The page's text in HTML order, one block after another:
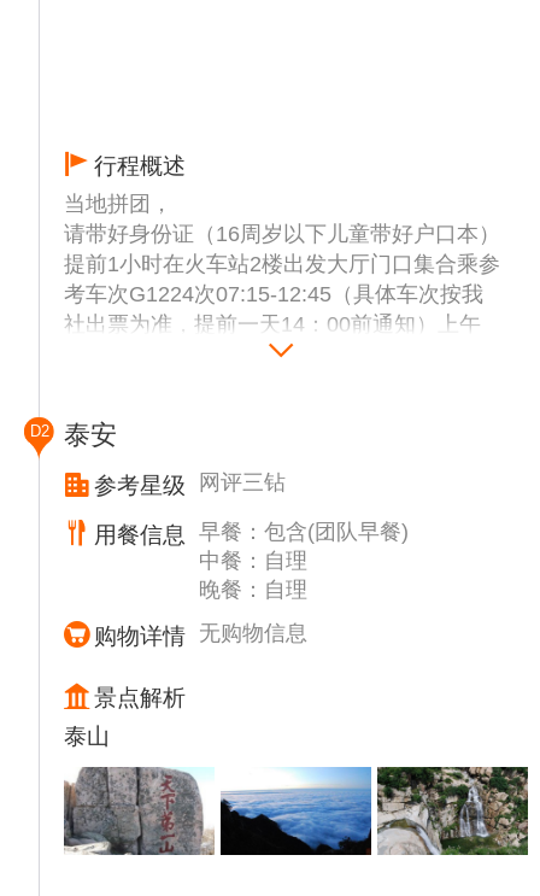
行程概述
当地拼团，
请带好身份证（16周岁以下儿童带好户口本）
提前1小时在火车站2楼出发大厅门口集合乘参
考车次G1224次07:15-12:45（具体车次按我
社出票为准，提前一天14：00前通知）上午
济南西高铁站接站，（客人可以自己打车，报
人会出现等待到达晚班期的客人的情况，请客
人务必提前知晓
后赴济南市内，游览【趵突泉】趵突泉被誉
为“天下第一泉”，三窟并发，声如隐雷，是济
南七十二名泉之冠。趵突泉、金线泉、漱玉
泉…水跳跃在时间的弦上，奏出灵动的音符，
遇城则鸣。趵突泉公园是一座融合了江南园林
特色的自然山水公园。
【大明湖】“四面荷花三面柳，一城山色半城
湖”是她风景的最好写照。历下亭、铁公祠、
北极庙、南丰祠等三十余处名胜古迹，展现出
悠久的历史文化。
视时间自行游览【芙蓉街】这里堪比上海的城
隍庙、南京的夫子庙。现在是济南老街中最热
D2 泰安
参考星级 网评三钻
用餐信息
早餐：包含(团队早餐)
中餐：自理
晚餐：自理
购物详情 无购物信息
景点解析
泰山